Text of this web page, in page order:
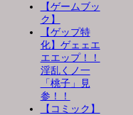
【ゲームブッ
ク】
【ゲップ特
化】ゲェェエ
エエップ！！
淫乱くノ一
「桃子」見
参！！
【コミック】